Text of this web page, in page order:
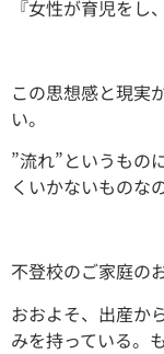
『女性が育児をし
この思想感と現実
い。
”流れ”というもの
くいかないものな
不登校のご家庭の
おおよそ、出産か
みを持っている。